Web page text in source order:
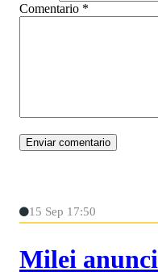
Comentario *
15 Sep 17:50
Milei